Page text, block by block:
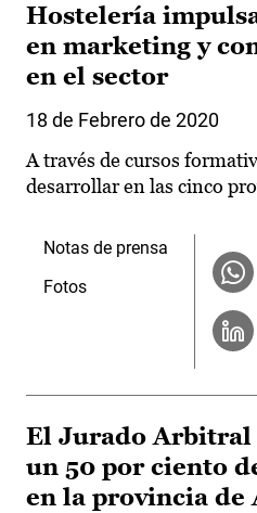
Hostelería
en marketing y
en el sector
18 de Febrero de 2020
A través de cursos
desarrollar en las cinco
Notas de prensa
Fotos
El Jurado Arbitral
un 50 por ciento
en la provincia de